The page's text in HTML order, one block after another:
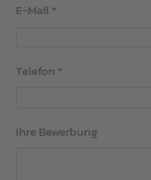
E-Mail*
Telefon *
Ihre Bewerbung